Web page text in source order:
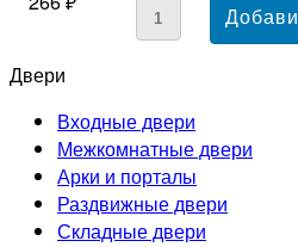
Двери
Входные двери
Межкомнатные двери
Арки и порталы
Раздвижные двери
Складные двери